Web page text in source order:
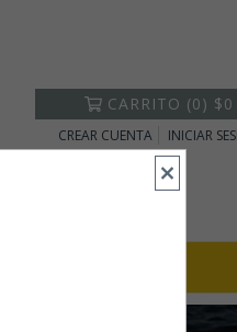
CARRITO (0) $0
CREAR CUENTA INICIAR